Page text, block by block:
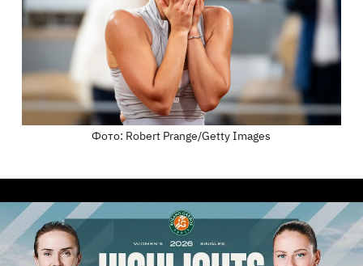
Фото: Robert Prange/Getty Images